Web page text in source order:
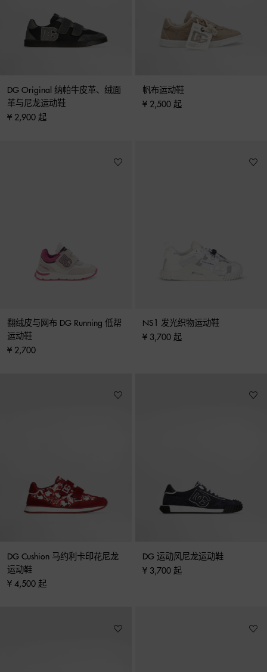
DG Original 纳帕牛皮革、绒面
革与尼龙运动鞋
¥ 2,900 起
帆布运动鞋
¥ 2,500 起
翻绒皮与网布 DG Running 低帮
运动鞋
¥ 2,700
NS1 发光织物运动鞋
¥ 3,700 起
DG Cushion 马约利卡印花尼龙
运动鞋
¥ 4,500 起
DG 运动风尼龙运动鞋
¥ 3,700 起